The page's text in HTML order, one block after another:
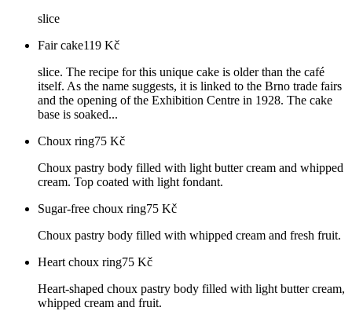
slice
Fair cake119 Kč
slice. The recipe for this unique cake is older than the café
itself. As the name suggests, it is linked to the Brno trade fairs
and the opening of the Exhibition Centre in 1928. The cake
base is soaked...
Choux ring75 Kč
Choux pastry body filled with light butter cream and whipped
cream. Top coated with light fondant.
Sugar-free choux ring75 Kč
Choux pastry body filled with whipped cream and fresh fruit.
Heart choux ring75 Kč
Heart-shaped choux pastry body filled with light butter cream,
whipped cream and fruit.